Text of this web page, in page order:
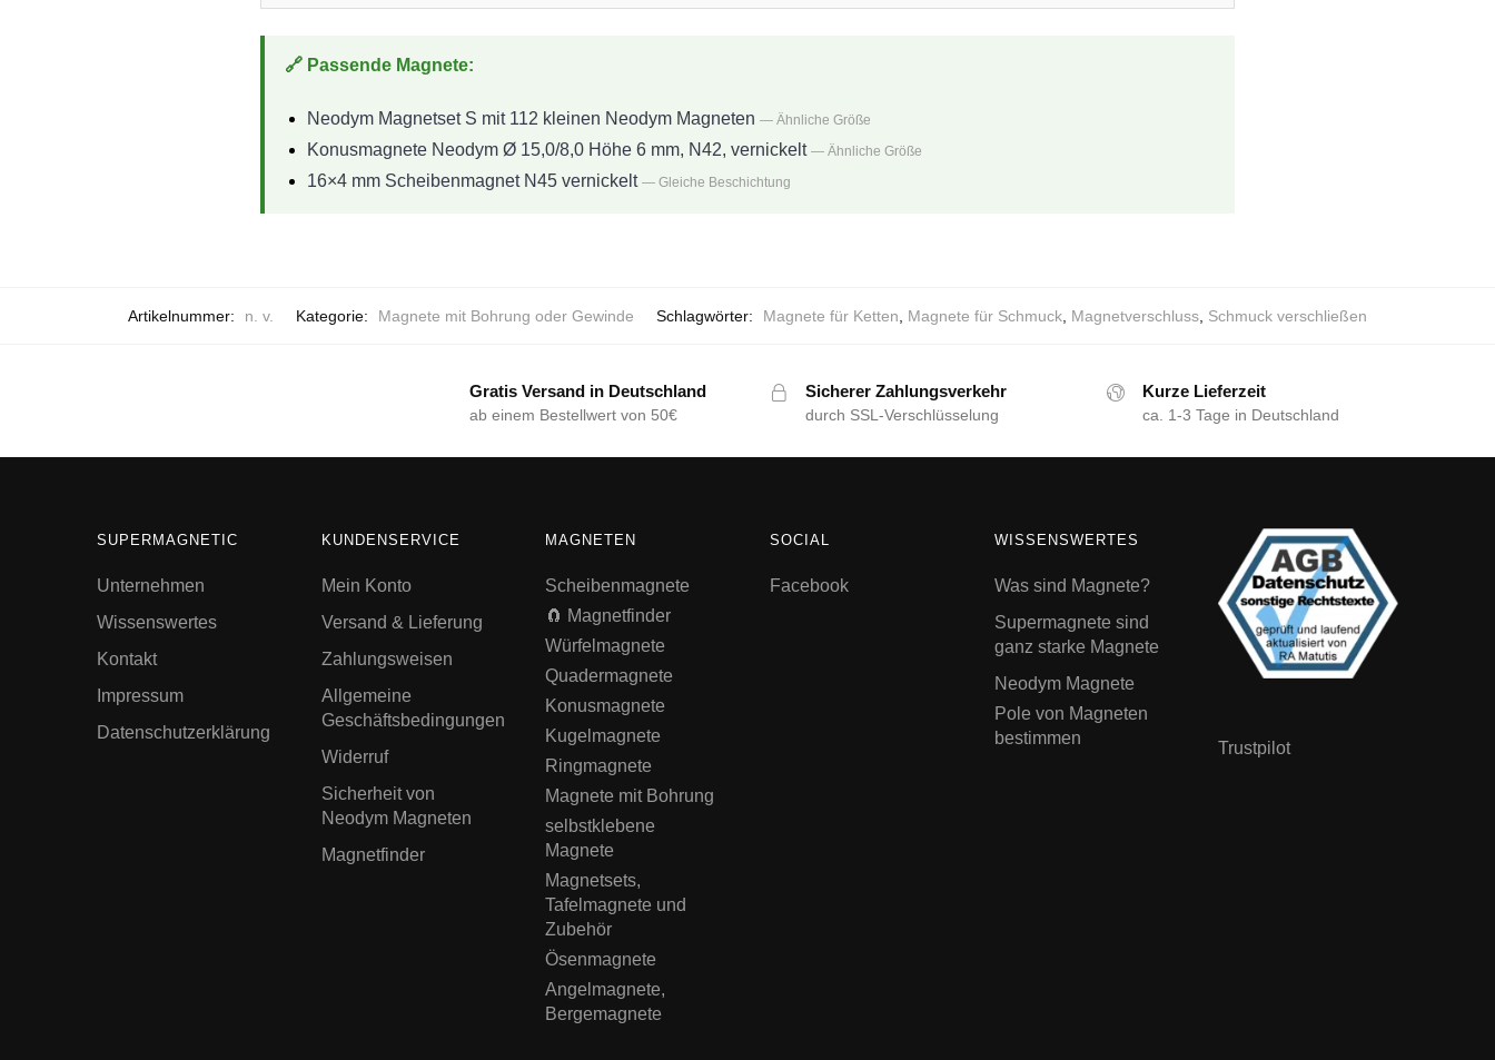
🔗 Passende Magnete:
Neodym Magnetset S mit 112 kleinen Neodym Magneten — Ähnliche Größe
Konusmagnete Neodym Ø 15,0/8,0 Höhe 6 mm, N42, vernickelt — Ähnliche Größe
16×4 mm Scheibenmagnet N45 vernickelt — Gleiche Beschichtung
Artikelnummer: n. v. Kategorie: Magnete mit Bohrung oder Gewinde Schlagwörter: Magnete für Ketten Magnete für Schmuck Magnetverschluss Schmuck verschließen
Gratis Versand in Deutschland
ab einem Bestellwert von 50€
Sicherer Zahlungsverkehr
durch SSL-Verschlüsselung
Kurze Lieferzeit
ca. 1-3 Tage in Deutschland
SUPERMAGNETIC
Unternehmen
Wissenswertes
Kontakt
Impressum
Datenschutzerklärung
KUNDENSERVICE
Mein Konto
Versand & Lieferung
Zahlungsweisen
Allgemeine
Geschäftsbedingungen
Widerruf
Sicherheit von
Neodym Magneten
Magnetfinder
MAGNETEN
Scheibenmagnete
🧲 Magnetfinder
Würfelmagnete
Quadermagnete
Konusmagnete
Kugelmagnete
Ringmagnete
Magnete mit Bohrung
selbstklebene
Magnete
Magnetsets,
Tafelmagnete und
Zubehör
Ösenmagnete
Angelmagnete,
Bergemagnete
SOCIAL
Facebook
WISSENSWERTES
Was sind Magnete?
Supermagnete sind
ganz starke Magnete
Neodym Magnete
Pole von Magneten
bestimmen
Trustpilot